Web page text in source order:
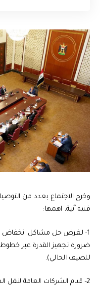
وخرج الاجتماع بعدد من
فنية آنية، اهمها:
1- لغرض حل مشاكل انخفاض
ضرورة تجهيز القدرة عبر
للصيف الحالي).
2- قيام الشركات العامة لنقل